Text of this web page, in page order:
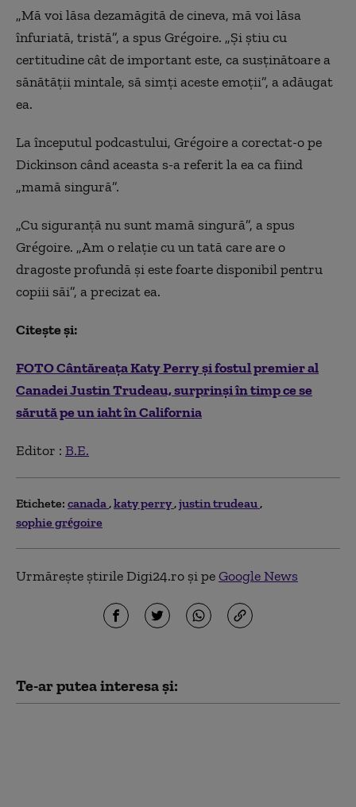
„Mă voi lăsa dezamăgită de cineva, mă voi lăsa
înfuriată, tristă”, a spus Grégoire. „Şi ştiu cu
certitudine cât de important este, ca susţinătoare a
sănătăţii mintale, să simţi aceste emoţii”, a adăugat
ea.
La începutul podcastului, Grégoire a corectat-o pe
Dickinson când aceasta s-a referit la ea ca fiind
„mamă singură”.
„Cu siguranţă nu sunt mamă singură”, a spus
Grégoire. „Am o relaţie cu un tată care are o
dragoste profundă şi este foarte disponibil pentru
copiii săi”, a precizat ea.
Citește și:
FOTO Cântăreaţa Katy Perry şi fostul premier al
Canadei Justin Trudeau, surprinşi în timp ce se
sărută pe un iaht în California
Editor : B.E.
Etichete: canada katy perry justin trudeau
sophie grégoire
Urmărește știrile Digi24.ro și peGoogle News
Te-ar putea interesa și: